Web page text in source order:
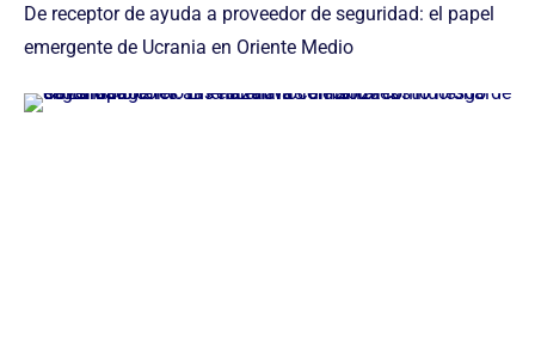
De receptor de ayuda a proveedor de seguridad: el papel
emergente de Ucrania en Oriente Medio